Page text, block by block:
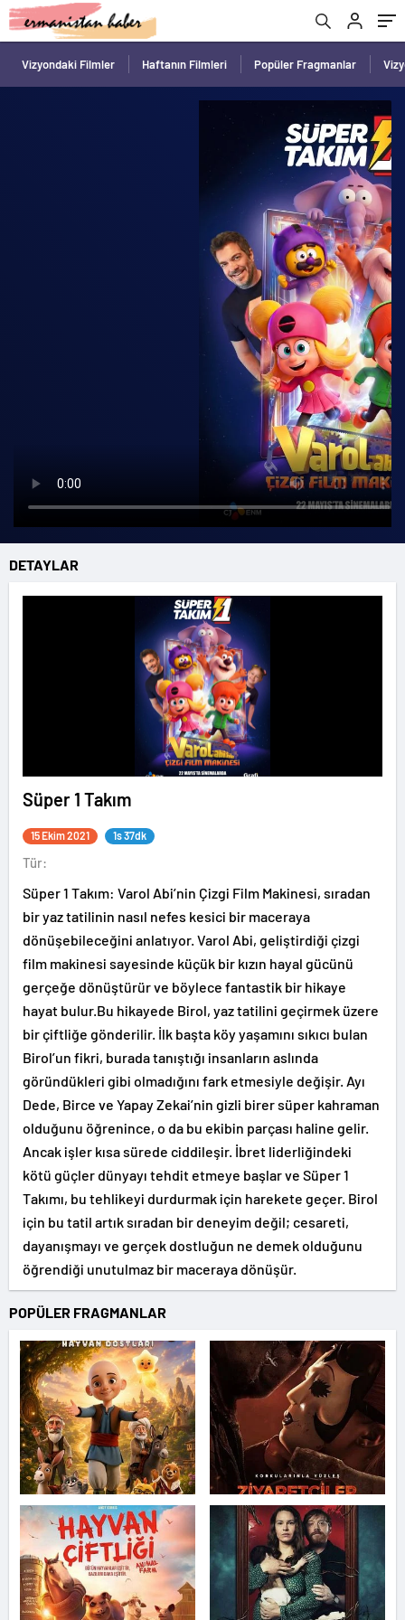
Vizyondaki Filmler Haftanın Filmleri Popüler Fragmanlar
DETAYLAR
Süper 1 Takım
15 Ekim 2021 1s 37dk
Tür:
Süper 1 Takım: Varol Abi’nin Çizgi Film Makinesi, sıradan
bir yaz tatilinin nasıl nefes kesici bir maceraya
dönüşebileceğini anlatıyor. Varol Abi, geliştirdiği çizgi
film makinesi sayesinde küçük bir kızın hayal gücünü
gerçeğe dönüştürür ve böylece fantastik bir hikaye
hayat bulur.Bu hikayede Birol, yaz tatilini geçirmek üzere
bir çiftliğe gönderilir. İlk başta köy yaşamını sıkıcı bulan
Birol’un fikri, burada tanıştığı insanların aslında
göründükleri gibi olmadığını fark etmesiyle değişir. Ayı
Dede, Birce ve Yapay Zekai’nin gizli birer süper kahraman
olduğunu öğrenince, o da bu ekibin parçası haline gelir.
Ancak işler kısa sürede ciddileşir. İbret liderliğindeki
kötü güçler dünyayı tehdit etmeye başlar ve Süper 1
Takımı, bu tehlikeyi durdurmak için harekete geçer. Birol
için bu tatil artık sıradan bir deneyim değil; cesareti,
dayanışmayı ve gerçek dostluğun ne demek olduğunu
öğrendiği unutulmaz bir maceraya dönüşür.
POPÜLER FRAGMANLAR